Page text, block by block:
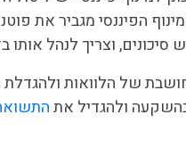
הפיננסי מגביר את
וצריך לנהל אותו
של הלוואות
ולהגדיל את